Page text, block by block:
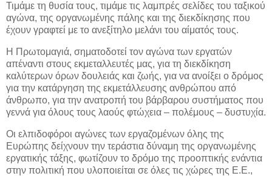
Τιμάμε τη θυσία τους, τιμάμε τις λαμπρές σελίδες του ταξικού
αγώνα, της οργανωμένης πάλης και της διεκδίκησης που
έχουν γραφτεί με το ανεξίτηλο μελάνι του αίματός τους.
Η Πρωτομαγιά, σηματοδοτεί τον αγώνα των εργατών
απέναντι στους εκμεταλλευτές μας, για τη διεκδίκηση
καλύτερων όρων δουλειάς και ζωής, για να ανοίξει ο δρόμος
για την κατάργηση της εκμετάλλευσης ανθρώπου από
άνθρωπο, για την ανατροπή του βάρβαρου συστήματος που
γεννά για όλους τους λαούς φτώχεια – πολέμους – δυστυχία.
Οι ελπιδοφόροι αγώνες των εργαζομένων όλης της
Ευρώπης δείχνουν την τεράστια δύναμη της οργανωμένης
εργατικής τάξης, φωτίζουν το δρόμο της προοπτικής ενάντια
στην πολιτική που υλοποιείται σε όλες τις χώρες της Ε.Ε.,